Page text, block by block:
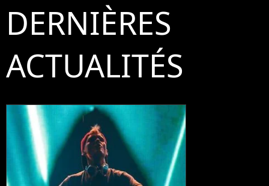
DERNIÈRES
ACTUALITÉS